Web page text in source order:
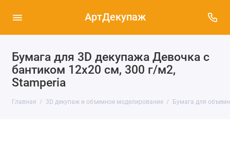
АртДекупаж
Бумага для 3D декупажа Девочка с
бантиком 12х20 см, 300 г/м2,
Stamperia
Главная 3D декупаж и объемное моделирование Бумага для